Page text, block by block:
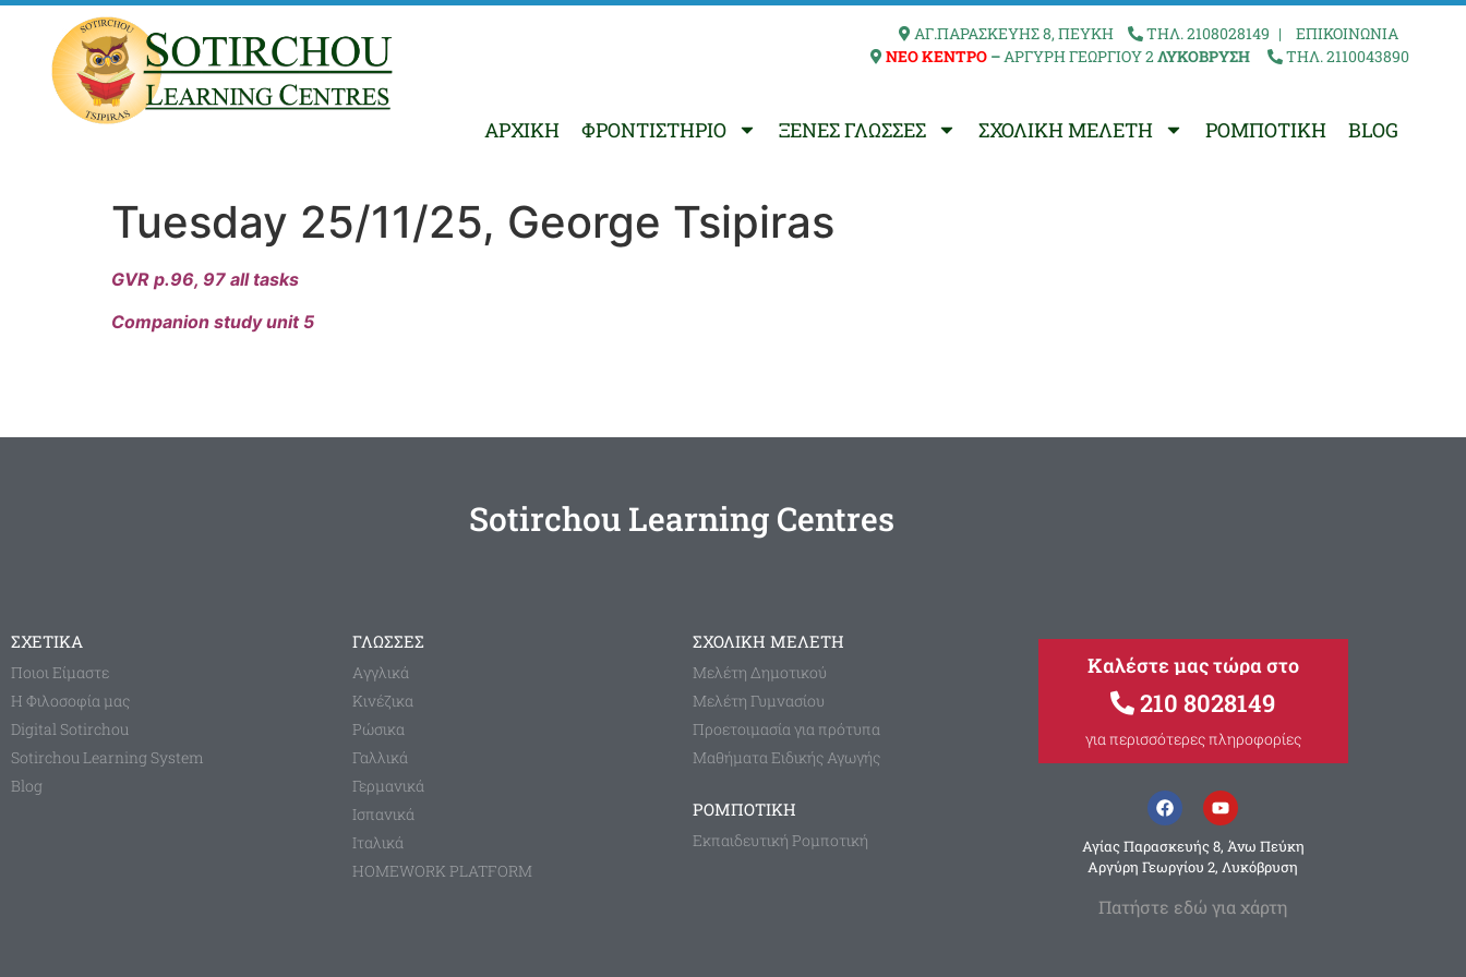
ΑΓ.ΠΑΡΑΣΚΕΥΗΣ 8, ΠΕΥΚΗ ΤΗΛ. 2108028149 |
ΕΠΙΚΟΙΝΩΝΙΑ
ΝΕΟ ΚΕΝΤΡΟ –ΑΡΓΥΡΗ ΓΕΩΡΓΙΟΥ 2 ΛΥΚΟΒΡΥΣΗ ΤΗΛ. 2110043890
ΑΡΧΙΚΗ ΦΡΟΝΤΙΣΤΗΡΙΟ ΞΕΝΕΣ ΓΛΩΣΣΕΣ ΣΧΟΛΙΚΗ ΜΕΛΕΤΗ ΡΟΜΠΟΤΙΚΗ BLOG
Tuesday 25/11/25, George Tsipiras
GVR p.96, 97 all tasks
Companion study unit 5
Sotirchou Learning Centres
ΣΧΕΤΙΚΑ
Ποιοι Είμαστε
Η Φιλοσοφία μας
Digital Sotirchou
Sotirchou Learning System
Blog
ΓΛΩΣΣΕΣ
Aγγλικά
Κινέζικα
Ρώσικα
Γαλλικά
Γερμανικά
Ισπανικά
Ιταλικά
HOMEWORK PLATFORM
ΣΧΟΛΙΚΗ ΜΕΛΕΤΗ
Μελέτη Δημοτικού
Μελέτη Γυμνασίου
Προετοιμασία για πρότυπα
Μαθήματα Ειδικής Αγωγής
ΡΟΜΠΟΤΙΚΗ
Εκπαιδευτική Ρομποτική
Καλέστε μας τώρα στο
210 8028149
για περισσότερες πληροφορίες
Αγίας Παρασκευής 8, Άνω Πεύκη
Αργύρη Γεωργίου 2, Λυκόβρυση
Πατήστε εδώ για χάρτη